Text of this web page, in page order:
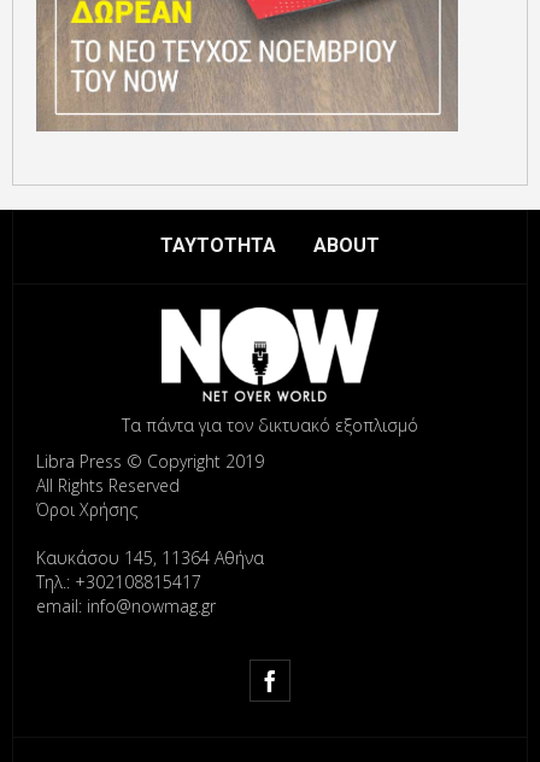
ΤΑΥΤΟΤΗΤΑ ABOUT
Τα πάντα για τον δικτυακό εξοπλισμό
Libra Press © Copyright 2019
All Rights Reserved
Όροι Χρήσης
Καυκάσου 145, 11364 Αθήνα
Τηλ.: +302108815417
email: info@nowmag.gr